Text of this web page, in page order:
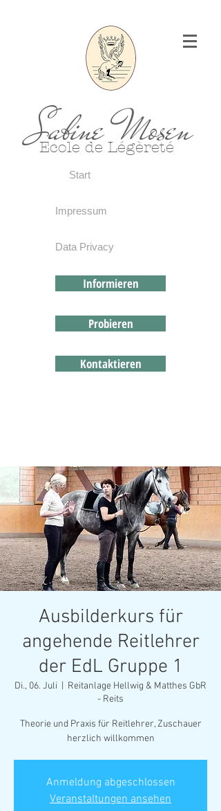
Sabine Mosen
Ecole de Légèreté
Start
Impressum
Data Privacy
Informieren
Probieren
Kontaktieren
Ausbilderkurs für
angehende Reitlehrer
der EdL Gruppe 1
Di., 06. Juli
Reitanlage Hellwig & Matthes GbR
- Reits
Theorie und Praxis für Reitlehrer, Zuschauer
herzlich willkommen
Anmeldung abgeschlossen
Veranstaltungen ansehen